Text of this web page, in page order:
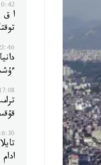
10:42, 08 تامىز
ا ق
22:46, 07 تامىز
17:08, 07 تامىز 2026
16:30, 07 تامىز